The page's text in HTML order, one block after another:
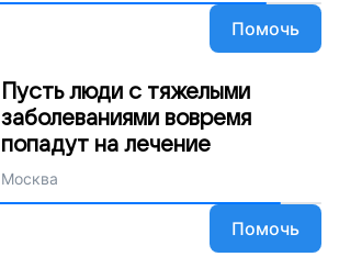
Помочь
Пусть люди с тяжелыми
заболеваниями вовремя
попадут на лечение
Москва
Помочь